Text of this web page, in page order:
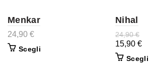
Menkar
24,90 €
Scegli
Nihal
24,90€
15,90 €
Scegli